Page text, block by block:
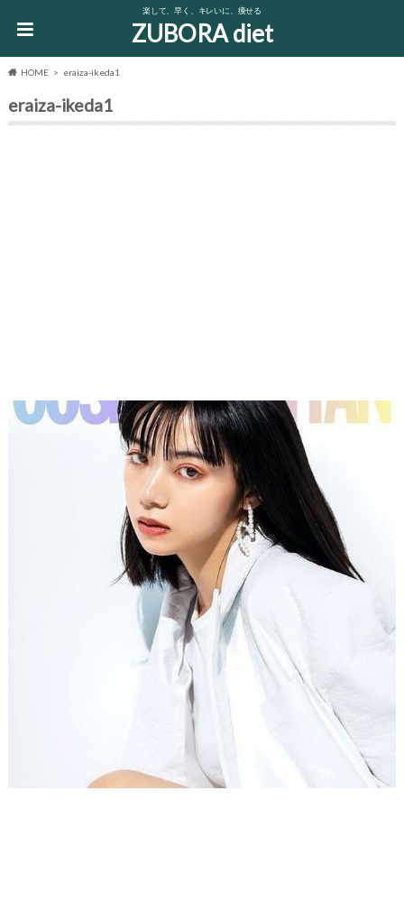
楽して、早く、キレいに、痩せる
ZUBORA diet
HOME eraiza-ikeda1
eraiza-ikeda1